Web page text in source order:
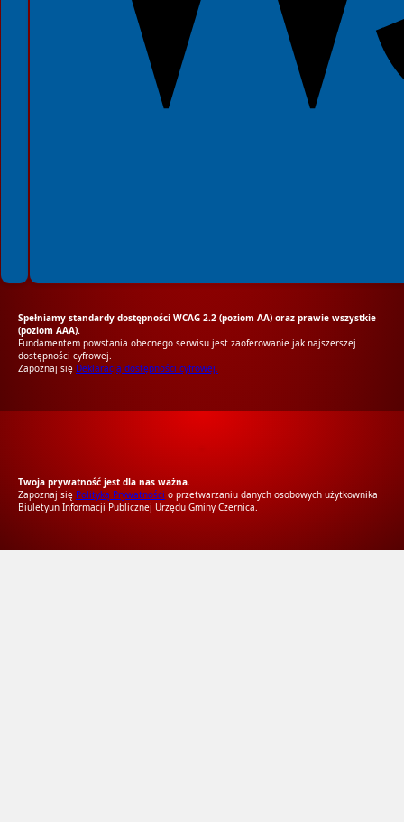
Spełniamy standardy dostępności WCAG 2.2 (poziom AA) oraz prawie wszystkie
(poziom AAA).
Fundamentem powstania obecnego serwisu jest zaoferowanie jak najszerszej
dostępności cyfrowej.
Zapoznaj się Deklaracją dostępności cyfrowej.
Twoja prywatność jest dla nas ważna.
Zapoznaj się Polityką Prywatności o przetwarzaniu danych osobowych użytkownika
Biuletyun Informacji Publicznej Urzędu Gminy Czernica.